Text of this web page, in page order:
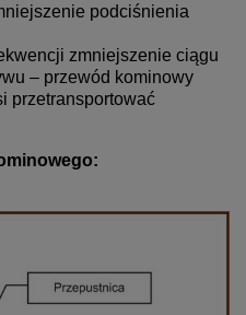
podciśnienia
zmniejszenie ciągu
– przewód kominowy
przetransportować